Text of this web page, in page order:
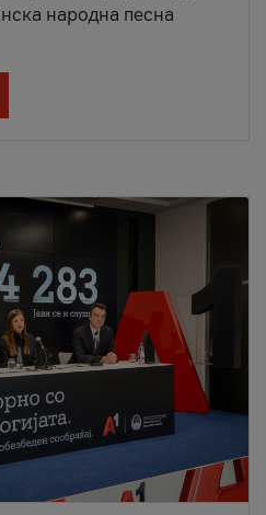
народна песна